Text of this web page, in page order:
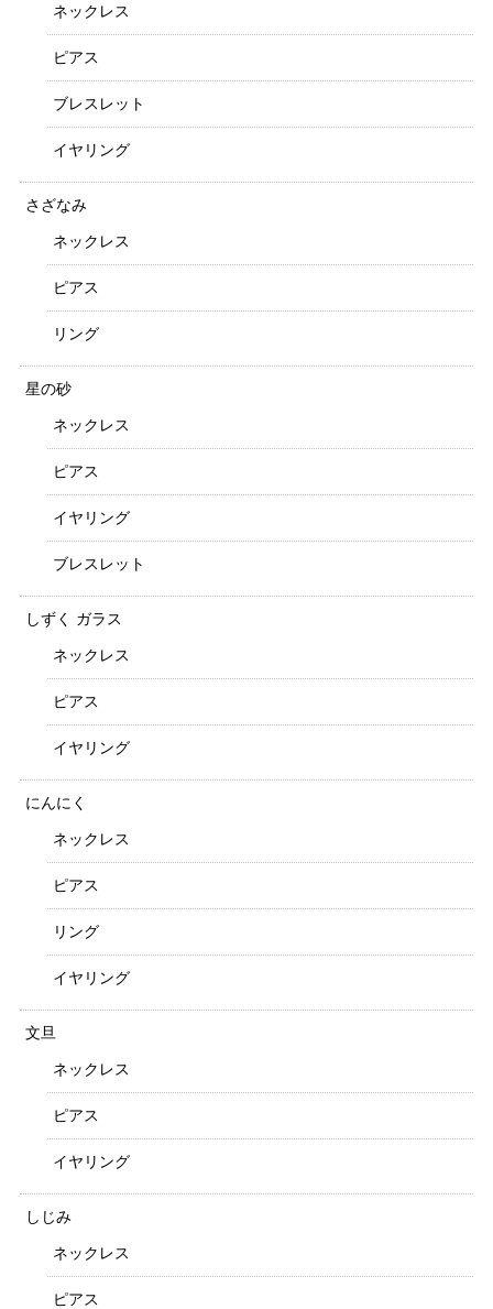
ネックレス
ピアス
ブレスレット
イヤリング
さざなみ
ネックレス
ピアス
リング
星の砂
ネックレス
ピアス
イヤリング
ブレスレット
しずく ガラス
ネックレス
ピアス
イヤリング
にんにく
ネックレス
ピアス
リング
イヤリング
文旦
ネックレス
ピアス
イヤリング
しじみ
ネックレス
ピアス